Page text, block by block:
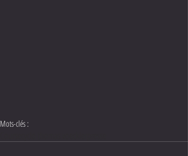
Mots-clés :